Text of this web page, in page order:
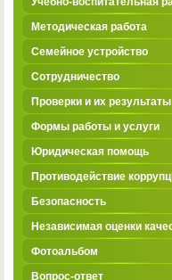
Методическая работа
Семейное устройство
Сотрудничество
Проверки и их результаты
Формы работы и услуги
Юридическая помощь
Противодействие
Безопасность
Независимая оценки
Фотоальбом
Вопрос-ответ